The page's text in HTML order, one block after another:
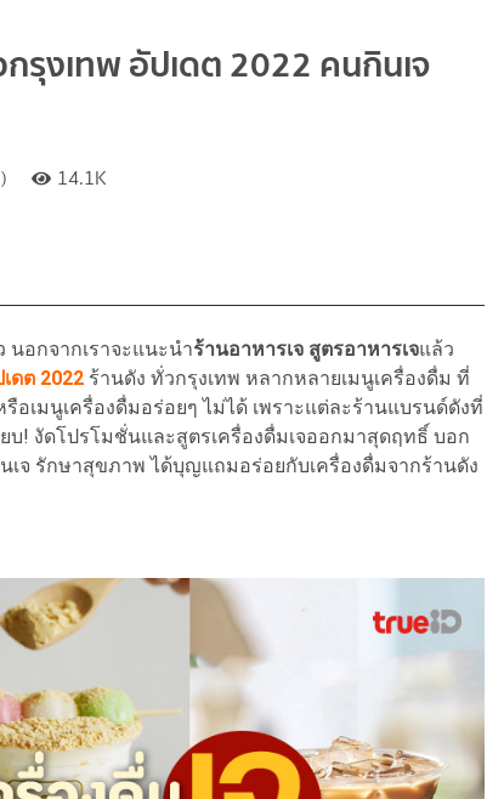
รุงเทพ อัปเดต 2022 คนกินเจ
14.1K
อกจากเราจะแนะนำร้านอาหารเจ สูตรอาหารเจแล้ว
ดต 2022 ร้านดัง ทั่วกรุงเทพ หลากหลายเมนูเครื่องดื่ม ที่
อเมนูเครื่องดื่มอร่อยๆ ไม่ได้ เพราะแต่ละร้านแบรนด์ดังที่
บ! งัดโปรโมชั่นและสูตรเครื่องดื่มเจออกมาสุดฤทธิ์ บอก
จ รักษาสุขภาพ ได้บุญแถมอร่อยกับเครื่องดื่มจากร้านดัง